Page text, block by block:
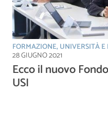
FORMAZIONE, UNIVERSITÀ E
28 GIUGNO 2021
Ecco il nuovo
USI